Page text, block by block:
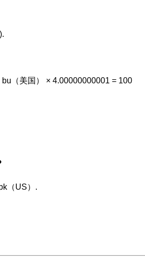
（美国） × 4.00000000001 = 100
（US）.